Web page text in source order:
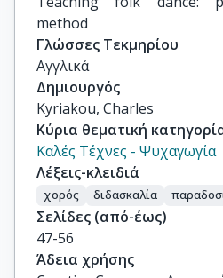
method
Γλώσσες Τεκμηρίου
Αγγλικά
Δημιουργός
Kyriakou, Charles
Κύρια θεματική
Καλές Τέχνες - Ψυχαγωγία
Λέξεις-κλειδιά
χορός διδασκαλία
Σελίδες (από-έως)
47-56
Άδεια χρήσης